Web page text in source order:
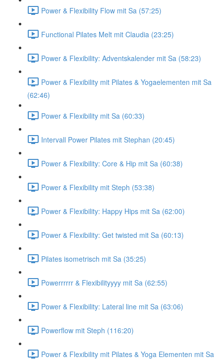
Power & Flexibility Flow mit Sa (57:25)
Functional Pilates Melt mit Claudia (23:25)
Power & Flexibility: Adventskalender mit Sa (58:23)
Power & Flexibility mit Pilates & Yogaelementen mit Sa
(62:46)
Power & Flexibility mit Sa (60:33)
Intervall Power Pilates mit Stephan (20:45)
Power & Flexibility: Core & Hip mit Sa (60:38)
Power & Flexibility mit Steph (53:38)
Power & Flexibility: Happy Hips mit Sa (62:00)
Power & Flexibility: Get twisted mit Sa (60:13)
Pilates isometrisch mit Sa (35:25)
Powerrrrrr & Flexibilityyyy mit Sa (62:55)
Power & Flexibility: Lateral line mit Sa (63:06)
Powerflow mit Steph (116:20)
Power & Flexibility mit Pilates & Yoga Elementen mit Sa